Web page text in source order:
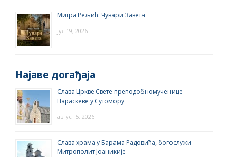
Митра Рељић: Чувари Завета
јул 19, 2026
Најаве догађаја
Слава Цркве Свете преподобномученице
Параскеве у Сутомору
август 5, 2026
Слава храма у Барама Радовића, богослужи
Митрополит Јоаникије